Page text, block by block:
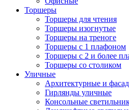
Торшеры
Торшеры для чтения
Торшеры изогнутые
Торшеры на треноге
Торшеры с 1 плафоном
Торшеры с 2 и более
Торшеры со столиком
Уличные
Архитектурные и
Гирлянды уличные
Консольные